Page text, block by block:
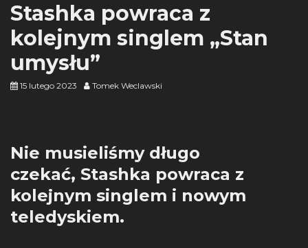
Stashka powraca z
kolejnym singlem „Stan
umysłu”
15 lutego 2023 Tomek Weclawski
Nie musieliśmy długo
czekać, Stashka powraca z
kolejnym singlem i nowym
teledyskiem.